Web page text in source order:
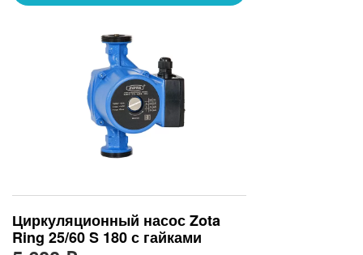
Циркуляционный насос Zota
Ring 25/60 S 180 с гайками